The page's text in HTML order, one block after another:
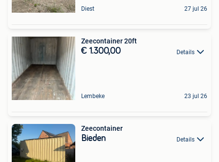
Diest 27 jul 26
Zeecontainer 20ft
€ 1.300,00 Details
Lembeke 23 jul 26
Zeecontainer
Bieden Details